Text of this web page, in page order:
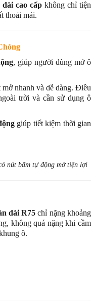
cao cấp không chỉ tiện
thoải mái.
, giúp người dùng mở ô
nhanh và dễ dàng. Điều
trời và cần sử dụng ô
giúp tiết kiệm thời gian
nút bấm tự động mở tiện lợi
dài R75 chỉ nặng khoảng
không quá nặng khi cầm
ô.